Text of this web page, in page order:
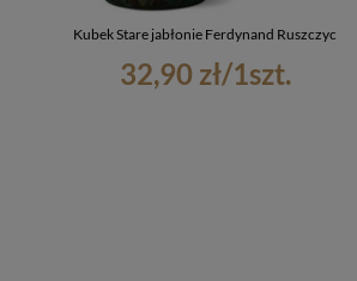
Kubek Stare jabłonie Ferdynand Ruszczyc
32,90 zł/1szt.